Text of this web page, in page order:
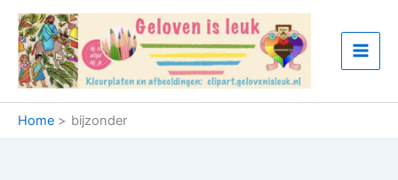
naar
inhoud
Home bijzonder